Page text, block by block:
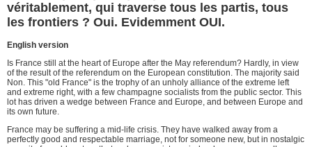
véritablement, qui traverse tous les partis, tous
les frontiers ? Oui. Evidemment OUI.
English version
Is France still at the heart of Europe after the May referendum? Hardly, in view
of the result of the referendum on the European constitution. The majority said
Non. This "old France" is the trophy of an unholy alliance of the extreme left
and extreme right, with a few champagne socialists from the public sector. This
lot has driven a wedge between France and Europe, and between Europe and
its own future.
France may be suffering a mid-life crisis. They have walked away from a
perfectly good and respectable marriage, not for someone new, but in nostalgic